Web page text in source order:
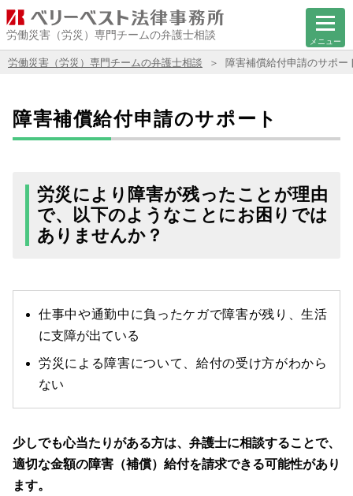
労働災害（労災）専門チームの弁護士相談
メニュー
労働災害（労災）専門チームの弁護士相談 障害補償給付申請のサポー
障害補償給付申請のサポート
労災により障害が残ったことが理由
で、以下のようなことにお困りでは
ありませんか？
仕事中や通勤中に負ったケガで障害が残り、生活
に支障が出ている
労災による障害について、給付の受け方がわから
ない
少しでも心当たりがある方は、弁護士に相談することで、
適切な金額の障害（補償）給付を請求できる可能性があり
ます。